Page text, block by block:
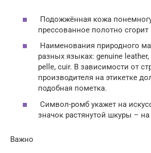
Подожжённая кожа
прессованное полотно
Наименования природного
разных языках: genuine leather,
pelle, cuir. В зависимости от
производителя на этикетке
подобная пометка.
Символ-ромб укажет на
значок растянутой шкуры –
Важно